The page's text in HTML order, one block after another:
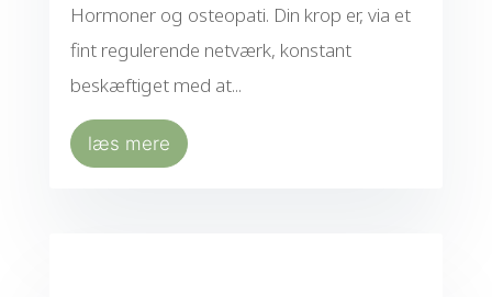
Hormoner og osteopati. Din krop er, via et
fint regulerende netværk, konstant
beskæftiget med at...
læs mere